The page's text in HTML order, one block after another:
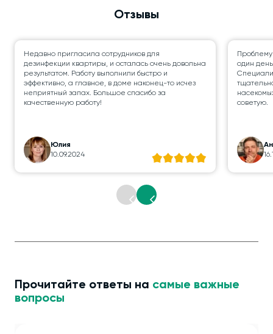
Отзывы
Недавно пригласила сотрудников для
дезинфекции квартиры, и осталась очень довольна
результатом. Работу выполнили быстро и
эффективно, а главное, в доме наконец-то исчез
неприятный запах. Большое спасибо за
качественную работу!
Юлия
10.09.2024
один
советую.
Прочитайте ответы на самые важные
вопросы